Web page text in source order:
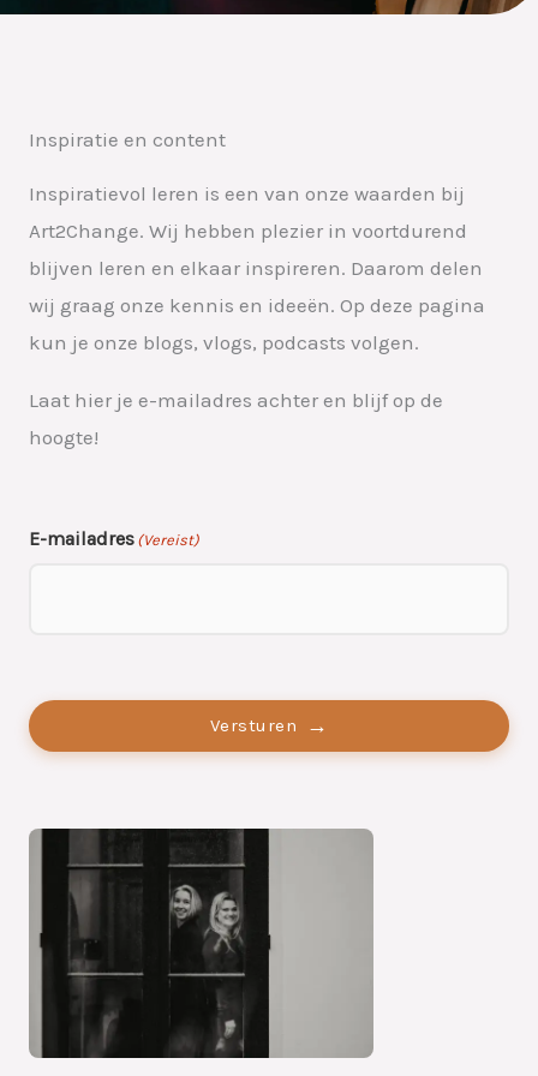
Inspiratie en content
Inspiratievol leren is een van onze waarden bij
Art2Change. Wij hebben plezier in voortdurend
blijven leren en elkaar inspireren. Daarom delen
wij graag onze kennis en ideeën. Op deze pagina
kun je onze blogs, vlogs, podcasts volgen.
Laat hier je e-mailadres achter en blijf op de
hoogte!
E-mailadres (Vereist)
titel
Versturen